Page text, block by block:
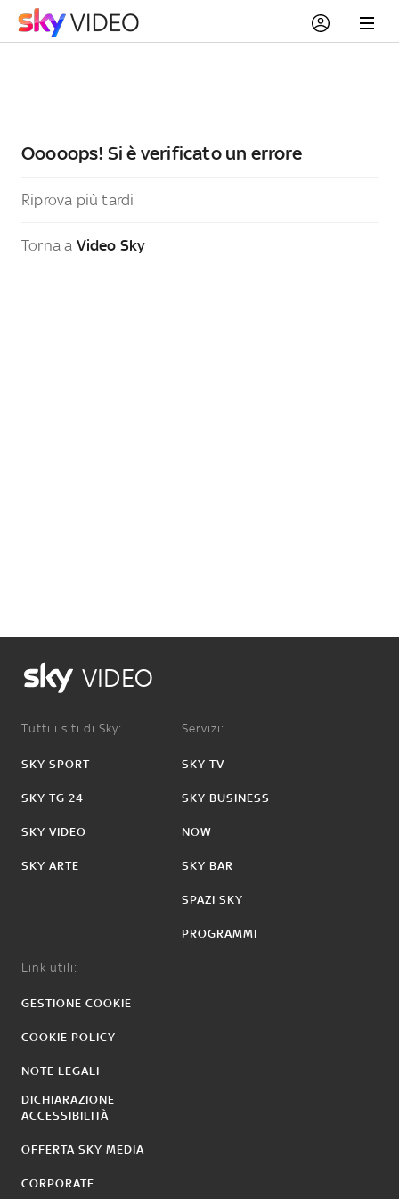
Ooooops! Si è verificato un errore
Riprova più tardi
Torna a Video Sky
VIDEO
Tutti i siti di Sky:
SKY SPORT
SKY TG 24
SKY VIDEO
SKY ARTE
Servizi:
SKY TV
SKY BUSINESS
NOW
SKY BAR
SPAZI SKY
PROGRAMMI
Link utili:
GESTIONE COOKIE
COOKIE POLICY
NOTE LEGALI
DICHIARAZIONE
ACCESSIBILITÀ
OFFERTA SKY MEDIA
CORPORATE